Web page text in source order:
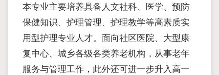
本专业主要培养具备人文社科、医学、预防
保健知识、护理管理、护理教学等高素质实
用型护理专业人才。面向社区医院、大型康
复中心、城乡各级各类养老机构，从事老年
服务与管理工作，此外还可进一步升入高一